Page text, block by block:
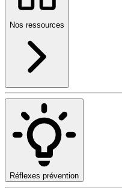
Nos ressources
Réflexes prévention